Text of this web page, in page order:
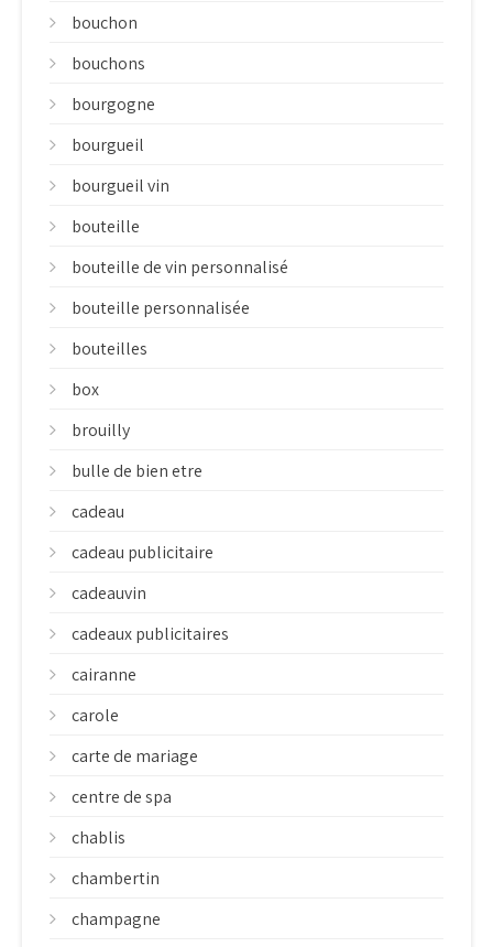
bouchon
bouchons
bourgogne
bourgueil
bourgueil vin
bouteille
bouteille de vin personnalisé
bouteille personnalisée
bouteilles
box
brouilly
bulle de bien etre
cadeau
cadeau publicitaire
cadeauvin
cadeaux publicitaires
cairanne
carole
carte de mariage
centre de spa
chablis
chambertin
champagne